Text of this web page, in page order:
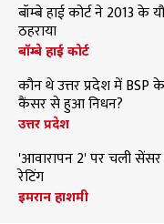
बॉम्बे हाई कोर्ट ने 2013 के
ठहराया
बॉम्बे हाई कोर्ट
कौन थे उत्तर प्रदेश में
कैंसर से हुआ निधन?
उत्तर प्रदेश
'आवारापन 2' पर चली सेंसर
रेटिंग
इमरान हाशमी